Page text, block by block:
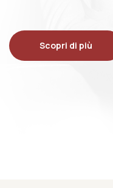
Scopri di più